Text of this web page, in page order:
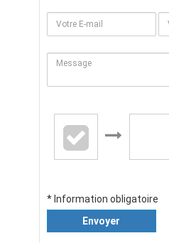
* Information obligatoire
Envoyer